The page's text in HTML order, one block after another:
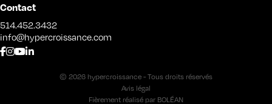
Contact
514.452.3432
info@hypercroissance.com
© 2026 hypercroissance - Tous droits réservés
Avis légal
Fièrement réalisé par BOLÉAN